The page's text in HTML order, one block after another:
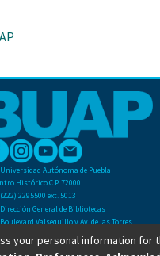
Autónoma de Puebla
Histórico C.P. 72000
2295500 ext. 5013
Dirección General de Bibliotecas
Boulevard Valsequillo y Av. de las Torres
Ciudad Universitaria. Col. San Manuel
C.P. 72570your personal information for